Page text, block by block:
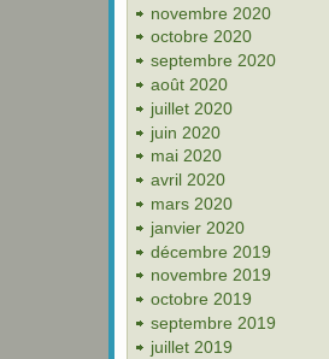
novembre 2020
octobre 2020
septembre 2020
août 2020
juillet 2020
juin 2020
mai 2020
avril 2020
mars 2020
janvier 2020
décembre 2019
novembre 2019
octobre 2019
septembre 2019
juillet 2019